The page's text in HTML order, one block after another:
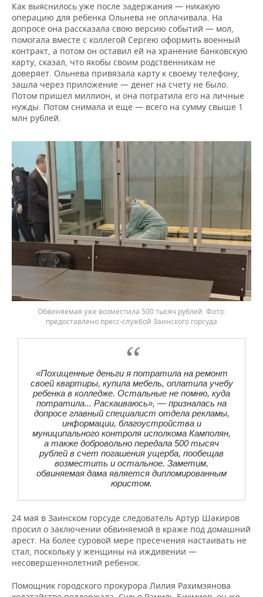
Как выяснилось уже после задержания — никакую
операцию для ребенка Ольнева не оплачивала. На
допросе она рассказала свою версию событий — мол,
помогала вместе с коллегой Сергею оформить военный
контракт, а потом он оставил ей на хранение банковскую
карту, сказал, что якобы своим родственникам не
доверяет. Ольнева привязала карту к своему телефону,
зашла через приложение — денег на счету не было.
Потом пришел миллион, и она потратила его на личные
нужды. Потом снимала и еще — всего на сумму свыше 1
млн рублей.
Обвиняемая уже возместила 500 тысяч рублей.
предоставлено пресс-службой Заинского горсуда
«Похищенные деньги я потратила на ремонт
своей квартиры, купила мебель, оплатила учебу
ребенка в колледже. Остальные не помню, куда
потратила... Раскаиваюсь», — призналась на
допросе главный специалист отдела рекламы,
информации, благоустройства и
муниципального контроля исполкома Камполян,
а также добровольно передала 500 тысяч
рублей в счет погашения ущерба, пообещав
возместить и остальное. Заметим,
обвиняемая дама является дипломированным
юристом.
24 мая в Заинском горсуде следователь Артур Шакиров
просил о заключении обвиняемой в краже под домашний
арест. На более суровой мере пресечения настаивать не
стал, поскольку у женщины на иждивении —
несовершеннолетний ребенок.
Помощник городского прокурора Лилия Рахимзянова